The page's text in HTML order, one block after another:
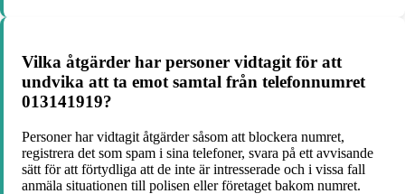
Vilka åtgärder har personer vidtagit för att
undvika att ta emot samtal från telefonnumret
013141919?
Personer har vidtagit åtgärder såsom att blockera numret,
registrera det som spam i sina telefoner, svara på ett avvisande
sätt för att förtydliga att de inte är intresserade och i vissa fall
anmäla situationen till polisen eller företaget bakom numret.